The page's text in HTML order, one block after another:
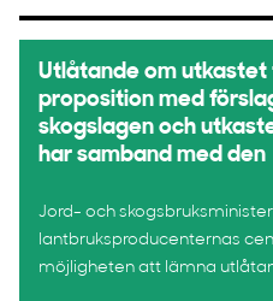
Utlåtande om utkastet
proposition med
skogslagen och
har samband med den
Jord- och
lantbruksproducenternas
möjligheten att lämna